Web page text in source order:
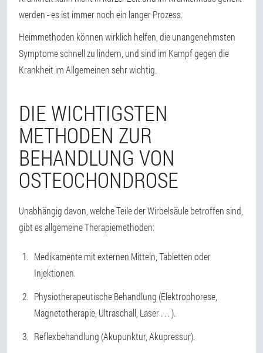
werden - es ist immer noch ein langer Prozess.
Heimmethoden können wirklich helfen, die unangenehmsten
Symptome schnell zu lindern, und sind im Kampf gegen die
Krankheit im Allgemeinen sehr wichtig.
DIE WICHTIGSTEN
METHODEN ZUR
BEHANDLUNG VON
OSTEOCHONDROSE
Unabhängig davon, welche Teile der Wirbelsäule betroffen sind,
gibt es allgemeine Therapiemethoden:
Medikamente mit externen Mitteln, Tabletten oder
Injektionen.
Physiotherapeutische Behandlung (Elektrophorese,
Magnetotherapie, Ultraschall, Laser . . . ).
Reflexbehandlung (Akupunktur, Akupressur).